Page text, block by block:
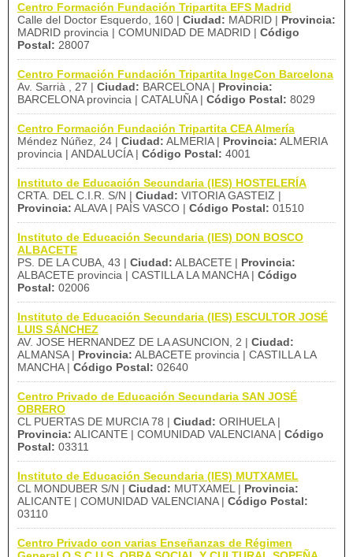
Centro Formación Fundación Tripartita EFS Madrid
Calle del Doctor Esquerdo, 160 | Ciudad: MADRID | Provincia:
MADRID provincia | COMUNIDAD DE MADRID | Código
Postal: 28007
Centro Formación Fundación Tripartita IngeCon Barcelona
Av. Sarrià , 27 | Ciudad: BARCELONA | Provincia:
BARCELONA provincia | CATALUÑA | Código Postal: 8029
Centro Formación Fundación Tripartita CEA Almería
Méndez Núñez, 24 | Ciudad: ALMERIA | Provincia: ALMERIA
provincia | ANDALUCÍA | Código Postal: 4001
Instituto de Educación Secundaria (IES) HOSTELERÍA
CRTA. DEL C.I.R. S/N | Ciudad: VITORIA GASTEIZ |
Provincia: ALAVA | PAÍS VASCO | Código Postal: 01510
Instituto de Educación Secundaria (IES) DON BOSCO
ALBACETE
PS. DE LA CUBA, 43 | Ciudad: ALBACETE | Provincia:
ALBACETE provincia | CASTILLA LA MANCHA | Código
Postal: 02006
Instituto de Educación Secundaria (IES) ESCULTOR JOSÉ
LUIS SÁNCHEZ
AV. JOSE HERNANDEZ DE LA ASUNCION, 2 | Ciudad:
ALMANSA | Provincia: ALBACETE provincia | CASTILLA LA
MANCHA | Código Postal: 02640
Centro Privado de Educación Secundaria SAN JOSÉ
OBRERO
CL PUERTAS DE MURCIA 78 | Ciudad: ORIHUELA |
Provincia: ALICANTE | COMUNIDAD VALENCIANA | Código
Postal: 03311
Instituto de Educación Secundaria (IES) MUTXAMEL
CL MONDUBER S/N | Ciudad: MUTXAMEL | Provincia:
ALICANTE | COMUNIDAD VALENCIANA | Código Postal:
03110
Centro Privado con varias Enseñanzas de Régimen